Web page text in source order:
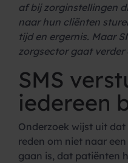
af bij zorginstellingen
naar hun cliënten
tijd en ergernis. Maar
zorgsector gaat verder
SMS
iedereen
Onderzoek wijst uit
reden om niet naar
gaan is, dat patiënten